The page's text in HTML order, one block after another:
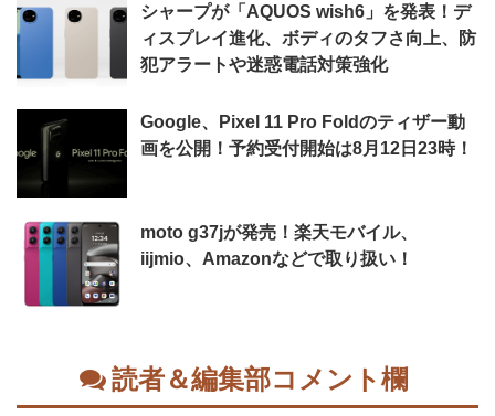
シャープが「AQUOS wish6」を発表！デ
ィスプレイ進化、ボディのタフさ向上、防
犯アラートや迷惑電話対策強化
Google、Pixel 11 Pro Foldのティザー動
画を公開！予約受付開始は8月12日23時！
moto g37jが発売！楽天モバイル、
iijmio、Amazonなどで取り扱い！
読者＆編集部コメント欄